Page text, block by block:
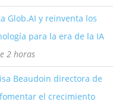
Glob.AI y reinventa los
para la era de la IA
2 horas
Beaudoin directora de
el crecimiento